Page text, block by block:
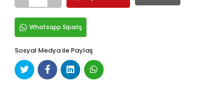
Whatsapp Sipariş
Sosyal Medya ile Paylaş